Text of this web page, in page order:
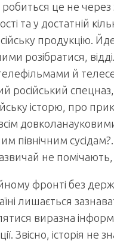
це не через
та у достатній
продукцію.
розібратися,
й
російський спецназ,
історю, про
північним
не
фронті без
лишається
виразна
Звісно, історія